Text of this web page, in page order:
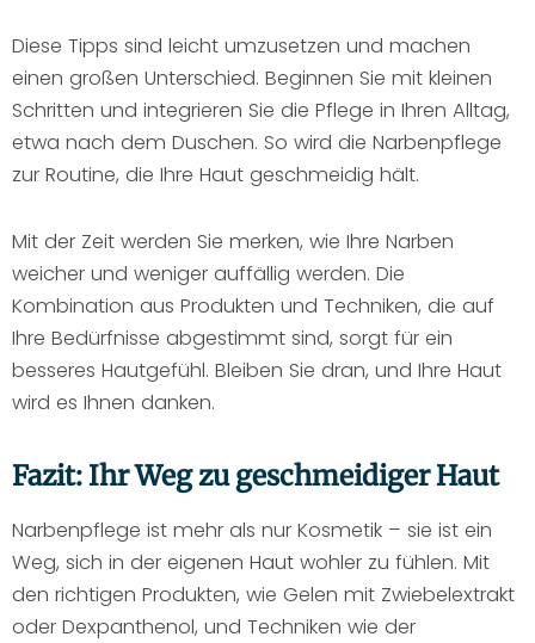
Diese Tipps sind leicht umzusetzen und machen
einen großen Unterschied. Beginnen Sie mit kleinen
Schritten und integrieren Sie die Pflege in Ihren Alltag,
etwa nach dem Duschen. So wird die Narbenpflege
zur Routine, die Ihre Haut geschmeidig hält.
Mit der Zeit werden Sie merken, wie Ihre Narben
weicher und weniger auffällig werden. Die
Kombination aus Produkten und Techniken, die auf
Ihre Bedürfnisse abgestimmt sind, sorgt für ein
besseres Hautgefühl. Bleiben Sie dran, und Ihre Haut
wird es Ihnen danken.
Fazit: Ihr Weg zu geschmeidiger Haut
Narbenpflege ist mehr als nur Kosmetik – sie ist ein
Weg, sich in der eigenen Haut wohler zu fühlen. Mit
den richtigen Produkten, wie Gelen mit Zwiebelextrakt
oder Dexpanthenol, und Techniken wie der